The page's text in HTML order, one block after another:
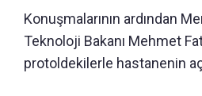
Konuşmalarının ardından
Teknoloji Bakanı Mehmet
protoldekilerle hastanenin